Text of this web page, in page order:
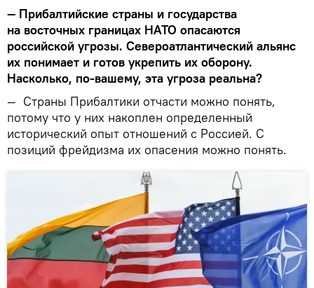
— Прибалтийские страны и государства
на восточных границах НАТО опасаются
российской угрозы. Североатлантический альянс
их понимает и готов укрепить их оборону.
Насколько, по-вашему, эта угроза реальна?
— Страны Прибалтики отчасти можно понять,
потому что у них накоплен определенный
исторический опыт отношений с Россией. С
позиций фрейдизма их опасения можно понять.